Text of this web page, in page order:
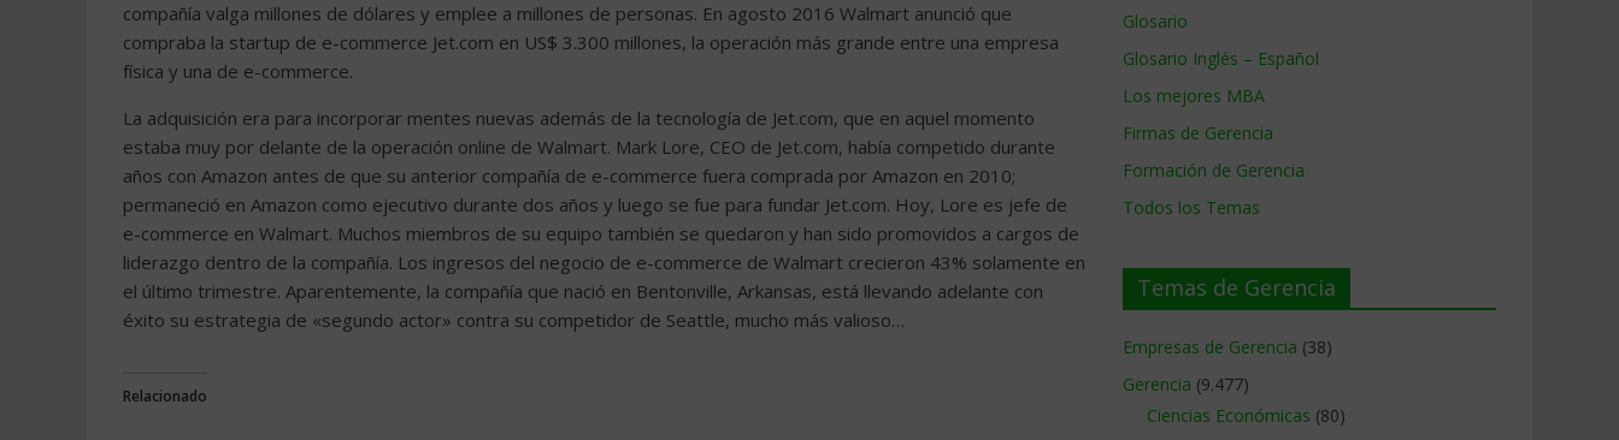
compañía valga millones de dólares y emplee a millones de personas. En agosto 2016 Walmart anunció que
compraba la startup de e-commerce Jet.com en US$ 3.300 millones, la operación más grande entre una empresa
física y una de e-commerce.
La adquisición era para incorporar mentes nuevas además de la tecnología de Jet.com, que en aquel momento
estaba muy por delante de la operación online de Walmart. Mark Lore, CEO de Jet.com, había competido durante
años con Amazon antes de que su anterior compañía de e-commerce fuera comprada por Amazon en 2010;
permaneció en Amazon como ejecutivo durante dos años y luego se fue para fundar Jet.com. Hoy, Lore es jefe de
e-commerce en Walmart. Muchos miembros de su equipo también se quedaron y han sido promovidos a cargos de
liderazgo dentro de la compañía. Los ingresos del negocio de e-commerce de Walmart crecieron 43% solamente en
el último trimestre. Aparentemente, la compañía que nació en Bentonville, Arkansas, está llevando adelante con
éxito su estrategia de «segundo actor» contra su competidor de Seattle, mucho más valioso…
Relacionado
Glosario
Glosario Inglés – Español
Los mejores MBA
Firmas de Gerencia
Formación de Gerencia
Todos los Temas
Temas de Gerencia
Empresas de Gerencia (38)
Gerencia (9.477)
Ciencias Económicas (80)